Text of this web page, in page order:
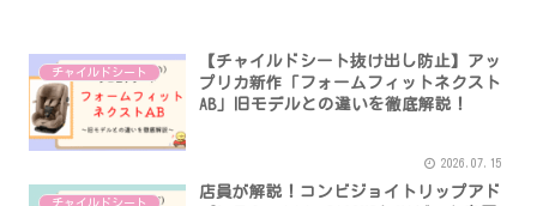
チャイルドシート
【チャイルドシート抜け出し防止】アッ
プリカ新作「フォームフィットネクスト
AB」旧モデルとの違いを徹底解説！
2026.07.15
チャイルドシート
店員が解説！コンビジョイトリップアド